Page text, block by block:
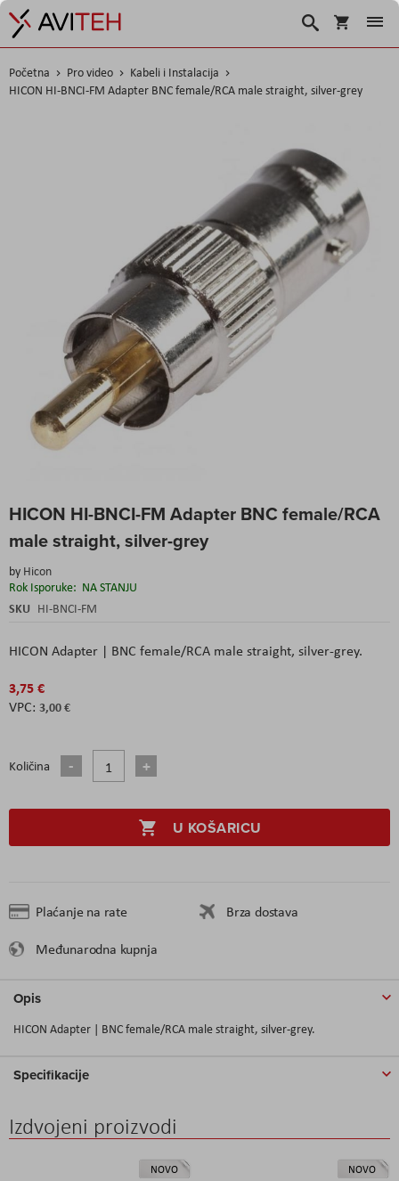
Košarica
Traži
Početna Pro video
Kabeli i Instalacija
HICON HI-BNCI-FM Adapter BNC female/RCA male straight, silver-grey
HICON HI-BNCI-FM Adapter BNC female/RCA
male straight, silver-grey
by Hicon
Rok Isporuke: NA STANJU
SKU HI-BNCI-FM
HICON Adapter | BNC female/RCA male straight, silver-grey.
3,75 €
3,00 €
Količina
U KOŠARICU
Plaćanje na rate
Brza dostava
Međunarodna kupnja
to
beginning
the
images
gallery
Opis
HICON Adapter | BNC female/RCA male straight, silver-grey.
Specifikacije
Izdvojeni proizvodi
NOVO NOVO